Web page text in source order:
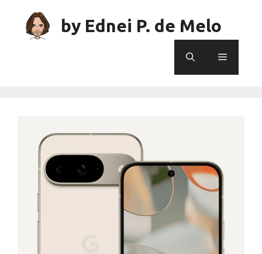
content
by Ednei P. de Melo
Menu